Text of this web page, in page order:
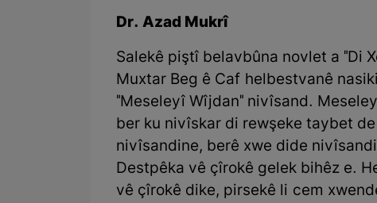
Dr. Azad Mukrî
Salekê piştî belavbûna novlet a "Di
Muxtar Beg ê Caf helbestvanê
"Meseleyî Wîjdan" nivîsand.
ber ku nivîskar di rewşeke taybet
nivîsandine, berê xwe dide
Destpêka vê çîrokê gelek bihêz e.
vê çîrokê dike, pirsekê li cem